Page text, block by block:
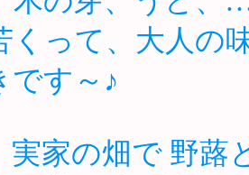
くって、大人の
です～♪
実家の畑で 野蕗